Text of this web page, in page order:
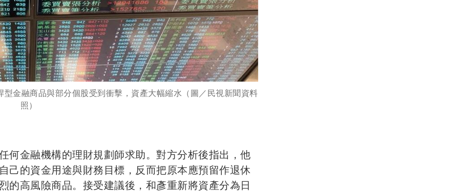
金融商品與部分個股受到衝擊，資產大幅縮水（圖／民視新聞資料
照）
何金融機構的理財規劃師求助。對方分析後指出，他
己的資金用途與財務目標，反而把原本應預留作退休
的高風險商品。接受建議後，和彥重新將資產分為日